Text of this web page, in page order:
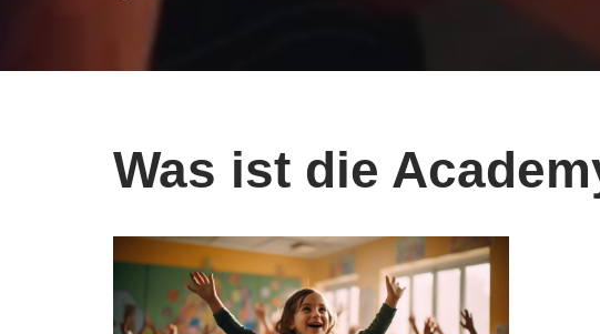
Was ist die